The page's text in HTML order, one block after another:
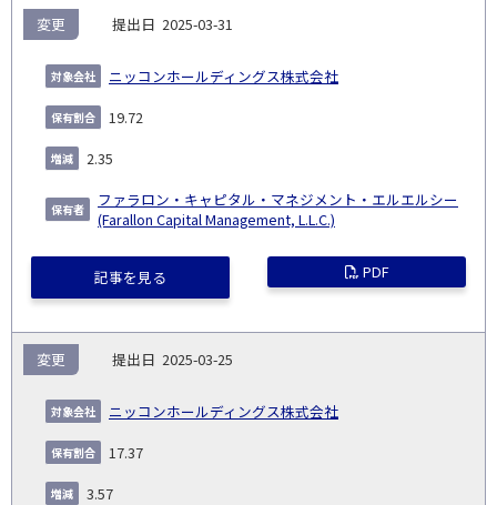
2025-03-31
ニッコンホールディングス株式会社
変更
19.72
2.35
ファラロン・キャピタル・マネジメント・エルエルシー
(Farallon Capital Management, L.L.C.)
記事を見る PDF
2025-03-25
ニッコンホールディングス株式会社
変更
17.37
3.57